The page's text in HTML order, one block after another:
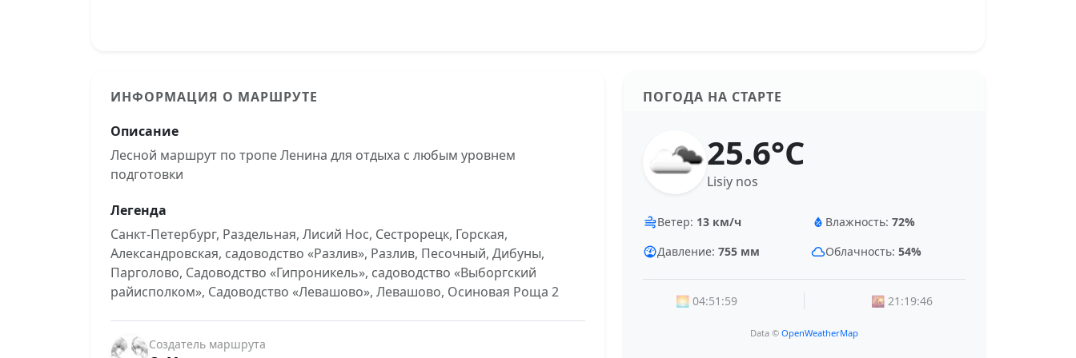
ИНФОРМАЦИЯ О МАРШРУТЕ
Описание
Лесной маршрут по тропе Ленина для отдыха с любым уровнем
подготовки
Легенда
Санкт-Петербург, Раздельная, Лисий Нос, Сестрорецк, Горская,
Александровская, садоводство «Разлив», Разлив, Песочный, Дибуны,
Парголово, Садоводство «Гипроникель», садоводство «Выборгский
райисполком», Садоводство «Левашово», Левашово, Осиновая Роща 2
Создатель маршрута
ПОГОДА НА СТАРТЕ
25.6°C
Lisiy nos
Ветер: 13 км/ч Влажность: 72%
Давление: 755 мм Облачность: 54%
🌅 04:51:59 🌇 21:19:46
Data © OpenWeatherMap